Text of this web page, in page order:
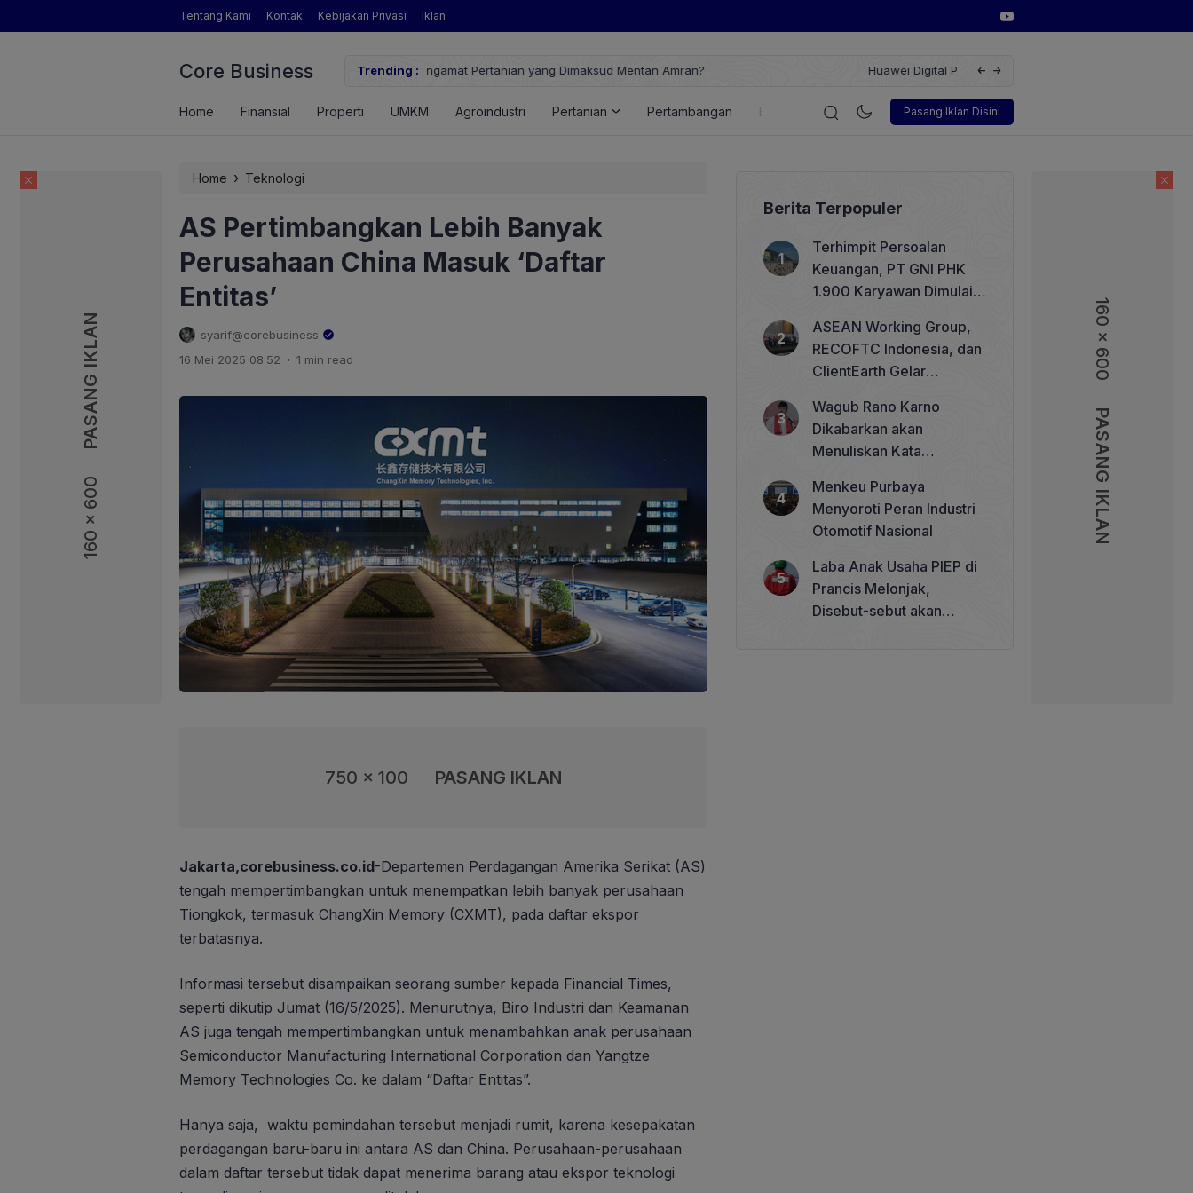
160 x 600
PASANG IKLAN 160 x 600
PASANG IKLAN
Tentang Kami Kontak Kebijakan Privasi Iklan
Core Business Trending :
Pertanian yang Dimaksud Mentan Amran?
Huawei Digital Power Dorong Indonesia Menuju Revolusi Energi Terbarukan dengan Solusi
Wakil Direktur Utama PT Pelindo,
Pasang Iklan Disini
Home Finansial Properti UMKM Agroindustri Pertanian Pertambangan Energi Korporasi Teknologi Otomotif
160 x 600
PASANG IKLAN
Home › Teknologi
AS Pertimbangkan Lebih Banyak
Perusahaan China Masuk ‘Daftar
Entitas’
syarif@corebusiness
16 Mei 2025 08:52 . 1 min read
750 x 100 PASANG IKLAN
Jakarta,corebusiness.co.id-Departemen Perdagangan Amerika Serikat (AS)
tengah mempertimbangkan untuk menempatkan lebih banyak perusahaan
Tiongkok, termasuk ChangXin Memory (CXMT), pada daftar ekspor
terbatasnya.
Informasi tersebut disampaikan seorang sumber kepada Financial Times,
seperti dikutip Jumat (16/5/2025). Menurutnya, Biro Industri dan Keamanan
AS juga tengah mempertimbangkan untuk menambahkan anak perusahaan
Semiconductor Manufacturing International Corporation dan Yangtze
Memory Technologies Co. ke dalam “Daftar Entitas”.
Hanya saja, waktu pemindahan tersebut menjadi rumit, karena kesepakatan
perdagangan baru-baru ini antara AS dan China. Perusahaan-perusahaan
dalam daftar tersebut tidak dapat menerima barang atau ekspor teknologi
Berita Terpopuler
Terhimpit Persoalan
Keuangan, PT GNI PHK
1.900 Karyawan Dimulai 5
ASEAN Working Group,
RECOFTC Indonesia, dan
ClientEarth Gelar
Memperkuat Tata Kelola
Perhutanan Sosial
Wagub Rano Karno
Dikabarkan akan
Menuliskan Kata
Betawi 100 Tahun
Menkeu Purbaya
Menyoroti Peran Industri
Otomotif Nasional
Laba Anak Usaha PIEP di
Prancis Melonjak,
Disebut-sebut akan